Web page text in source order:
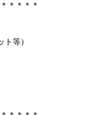
＊＊＊＊
等）